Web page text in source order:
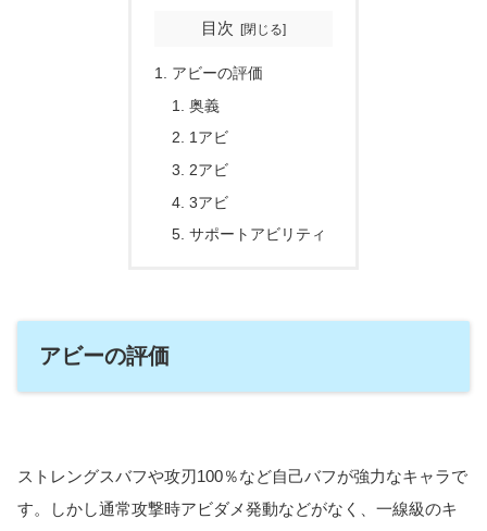
目次
アビーの評価
奥義
1アビ
2アビ
3アビ
サポートアビリティ
アビーの評価
ストレングスバフや攻刃100％など自己バフが強力なキャラで
す。しかし通常攻撃時アビダメ発動などがなく、一線級のキ